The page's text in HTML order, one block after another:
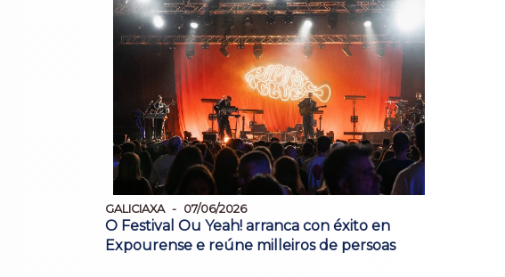
GALICIAXA 07/06/2026
O Festival Ou Yeah! arranca con éxito en
Expourense e reúne milleiros de persoas